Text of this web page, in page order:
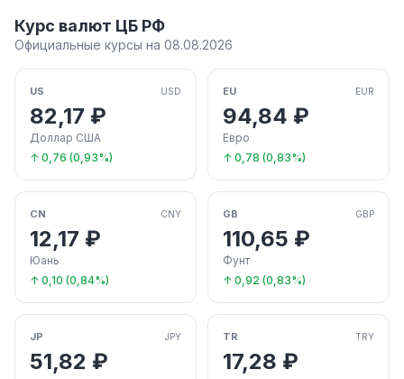
Курс валют ЦБ РФ
Официальные курсы на 08.08.2026
US USD
82,17 ₽
Доллар США
↑ 0,76 (0,93%)
EU EUR
94,84 ₽
Евро
↑ 0,78 (0,83%)
CN CNY
12,17 ₽
Юань
↑ 0,10 (0,84%)
GB GBP
110,65 ₽
Фунт
↑ 0,92 (0,83%)
JP JPY
51,82 ₽
TR TRY
17,28 ₽